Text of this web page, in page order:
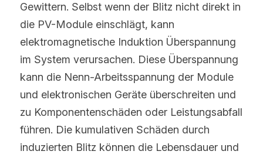
Gewittern. Selbst wenn der Blitz nicht direkt in
die PV-Module einschlägt, kann
elektromagnetische Induktion Überspannung
im System verursachen. Diese Überspannung
kann die Nenn-Arbeitsspannung der Module
und elektronischen Geräte überschreiten und
zu Komponentenschäden oder Leistungsabfall
führen. Die kumulativen Schäden durch
induzierten Blitz können die Lebensdauer und